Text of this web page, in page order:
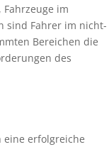
im
sind Fahrer im nicht-
Bereichen die
des
erfolgreiche